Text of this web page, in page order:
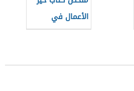
الأعمال في
رمضان